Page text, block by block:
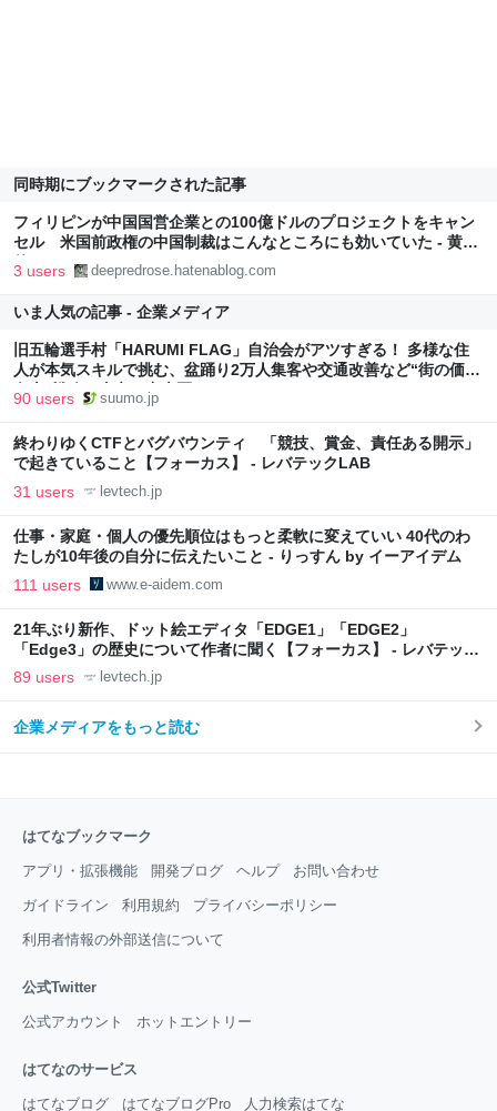
同時期にブックマークされた記事
フィリピンが中国国営企業との100億ドルのプロジェクトをキャン
セル 米国前政権の中国制裁はこんなところにも効いていた - 黄大
仙の blog
3 users deepredrose.hatenablog.com
いま人気の記事 - 企業メディア
旧五輪選手村「HARUMI FLAG」自治会がアツすぎる！ 多様な住
人が本気スキルで挑む、盆踊り2万人集客や交通改善など“街の価値
向上”戦略 東京・中央区
90 users suumo.jp
終わりゆくCTFとバグバウンティ 「競技、賞金、責任ある開示」
で起きていること【フォーカス】 - レバテックLAB
31 users levtech.jp
仕事・家庭・個人の優先順位はもっと柔軟に変えていい 40代のわ
たしが10年後の自分に伝えたいこと - りっすん by イーアイデム
111 users www.e-aidem.com
21年ぶり新作、ドット絵エディタ「EDGE1」「EDGE2」
「Edge3」の歴史について作者に聞く【フォーカス】 - レバテック
LAB
89 users levtech.jp
企業メディアをもっと読む
はてなブックマーク
アプリ・拡張機能 開発ブログ ヘルプ お問い合わせ
ガイドライン 利用規約 プライバシーポリシー
利用者情報の外部送信について
公式Twitter
公式アカウント ホットエントリー
はてなのサービス
はてなブログ はてなブログPro 人力検索はてな